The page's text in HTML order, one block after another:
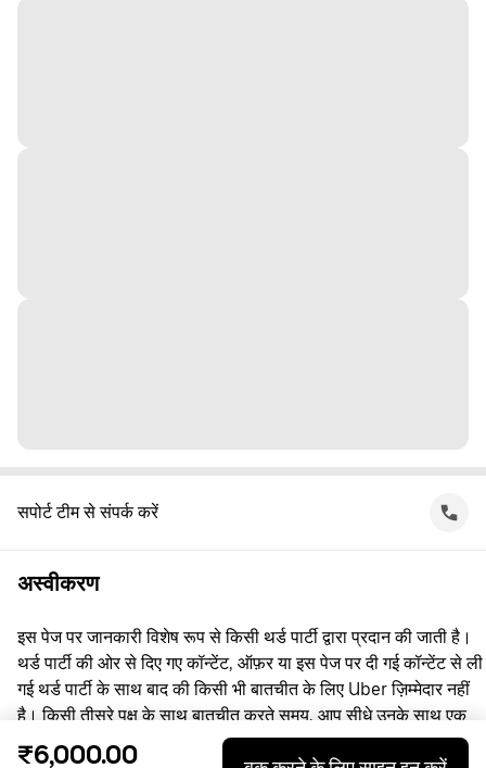
सपोर्ट टीम से संपर्क करें
अस्वीकरण
इस पेज पर जानकारी विशेष रूप से किसी थर्ड पार्टी द्वारा प्रदान की जाती है।
थर्ड पार्टी की ओर से दिए गए कॉन्टेंट, ऑफ़र या इस पेज पर दी गई कॉन्टेंट से ली
गई थर्ड पार्टी के साथ बाद की किसी भी बातचीत के लिए Uber ज़िम्मेदार नहीं
है। किसी तीसरे पक्ष के साथ बातचीत करते समय, आप सीधे उनके साथ एक
समझौता करते हैं, जिसमें Uber पक्षकार नहीं है। सवाल पूछने के लिए, कृपया
₹6,000.00